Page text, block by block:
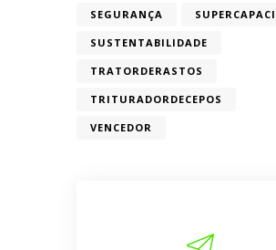
SEGURANÇA
SUSTENTABILIDADE
TRATORDERASTOS
TRITURADORDECEPOS
VENCEDOR